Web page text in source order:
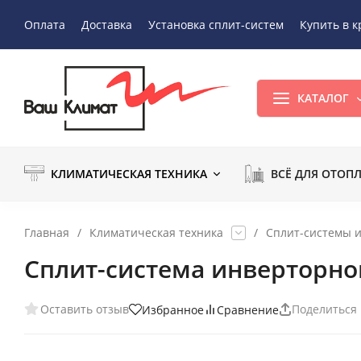
Оплата Доставка Установка сплит-систем Купить в
КАТАЛОГ
КЛИМАТИЧЕСКАЯ ТЕХНИКА ВСЁ ДЛЯ
Главная / Климатическая техника / Сплит-системы
Сплит-система
Оставить отзыв Избранное Сравнение Поделиться